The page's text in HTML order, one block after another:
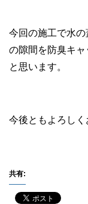
今回の施工で水
の隙間を防臭キ
と思います。
今後ともよろし
共有: